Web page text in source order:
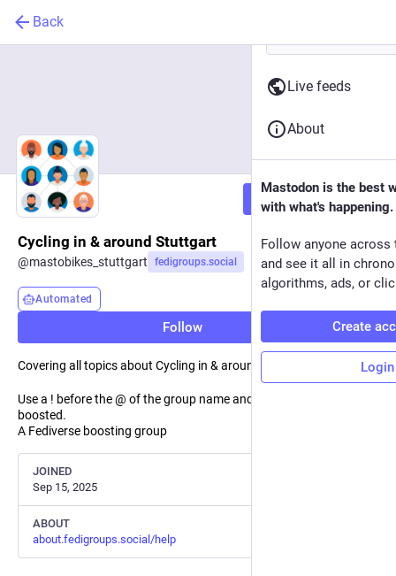
Back
Follow
Cycling in & around Stuttgart
@mastobikes_stuttgart fedigroups.social
Automated
Follow
Covering all topics about Cycling in & around Stuttgart 🚴🏼‍♂️🚴🏼
Use a ! before the @ of the group name and the post will not be
boosted.
A Fediverse boosting group
JOINED
Sep 15, 2025
ABOUT
about.fedigroups.social/help
Live feeds
About
Mastodon is the best
with what's happening.
Follow anyone across
and see it all in
algorithms, ads, or
Create
Login